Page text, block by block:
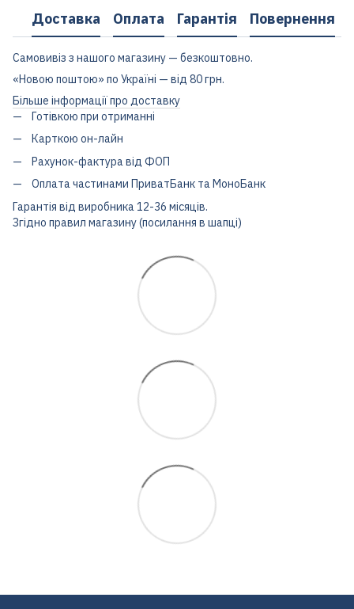
Доставка Оплата Гарантія Повернення
Самовивіз з нашого магазину — безкоштовно.
«Новою поштою» по Україні — від 80 грн.
Більше інформації про доставку
Готівкою при отриманні
Карткою он-лайн
Рахунок-фактура від ФОП
Оплата частинами ПриватБанк та МоноБанк
Гарантія від виробника 12-36 місяців.
Згідно правил магазину (посилання в шапці)